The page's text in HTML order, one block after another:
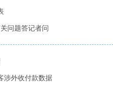
问题答记者问
涉外收付款数据